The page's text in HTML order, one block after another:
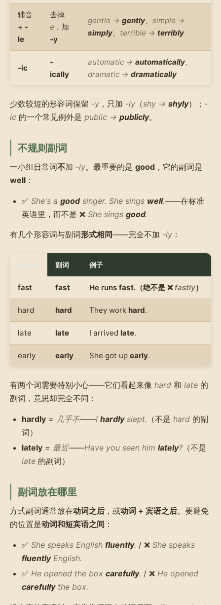
辅音
+ -
le
去掉
e ，加
-y
gentle → gently、 simple →
simply、 terrible → terribly
-ic
-
ically
automatic → automatically、
dramatic → dramatically
少数较短的形容词保留 -y ，只加 -ly （shy → shyly）； -
ic 的一个常见例外是 public → publicly。
不规则副词
一小组日常词不加 -ly。最重要的是 good ，它的副词是
well ：
✅ She's a goodsinger. She sings well.——在标准
英语里，而不是 ❌ She sings good.
有几个形容词与副词形式相同——完全不加 -ly ：
副词 例子
fast fast He runs fast.（绝不是 ❌ fastly）
hard hard They work hard.
late late I arrived late.
early early She got up early.
有两个词需要特别小心——它们看起来像 hard 和 late 的
副词，意思却完全不同：
hardly = 几乎不——I hardlyslept. （不是 hard 的副
词）
lately = 最近——Have you seen him lately? （不是
late 的副词）
副词放在哪里
方式副词通常放在动词之后 ，或动词 + 宾语之后。要避免
的位置是动词和短宾语之间 ：
✅ She speaks English fluently. / ❌ She speaks
fluentlyEnglish.
✅ He opened the box carefully. / ❌ He opened
carefullythe box.